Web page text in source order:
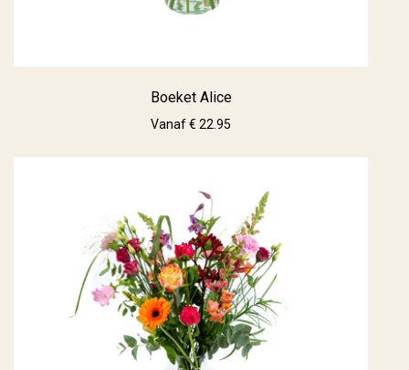
Boeket Alice
Vanaf € 22.95